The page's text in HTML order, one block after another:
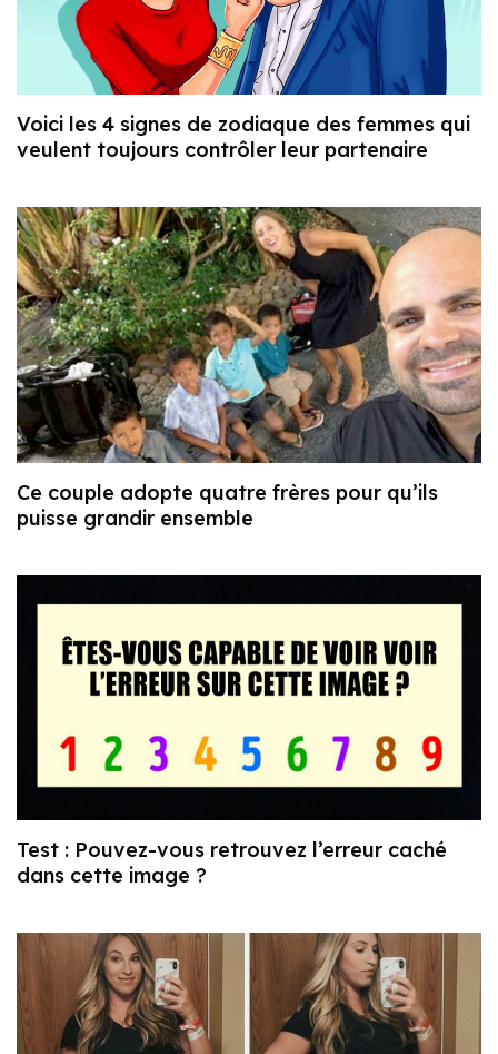
Voici les 4 signes de zodiaque des femmes qui
veulent toujours contrôler leur partenaire
Ce couple adopte quatre frères pour qu’ils
puisse grandir ensemble
Test : Pouvez-vous retrouvez l’erreur caché
dans cette image ?